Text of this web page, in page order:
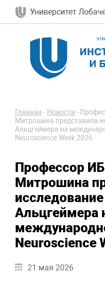
Университет
Главная - Новости -
Митрошина представила
Альцгеймера на
Neuroscience Week 2026
Профессор
Митрошина
Альцгеймера
Neuroscience
21 мая 2026